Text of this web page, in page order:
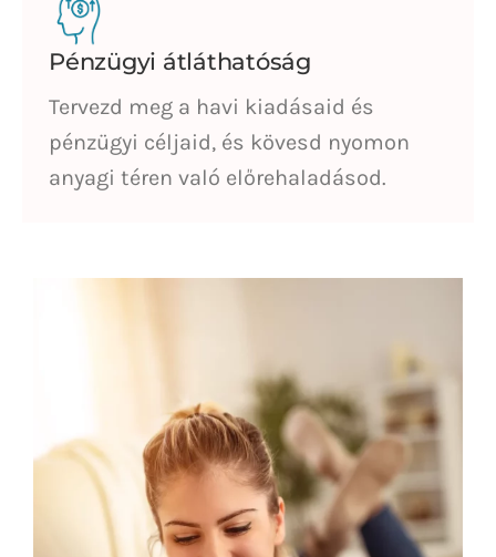
Pénzügyi átláthatóság
Tervezd meg a havi kiadásaid és
pénzügyi céljaid, és kövesd nyomon
anyagi téren való előrehaladásod.